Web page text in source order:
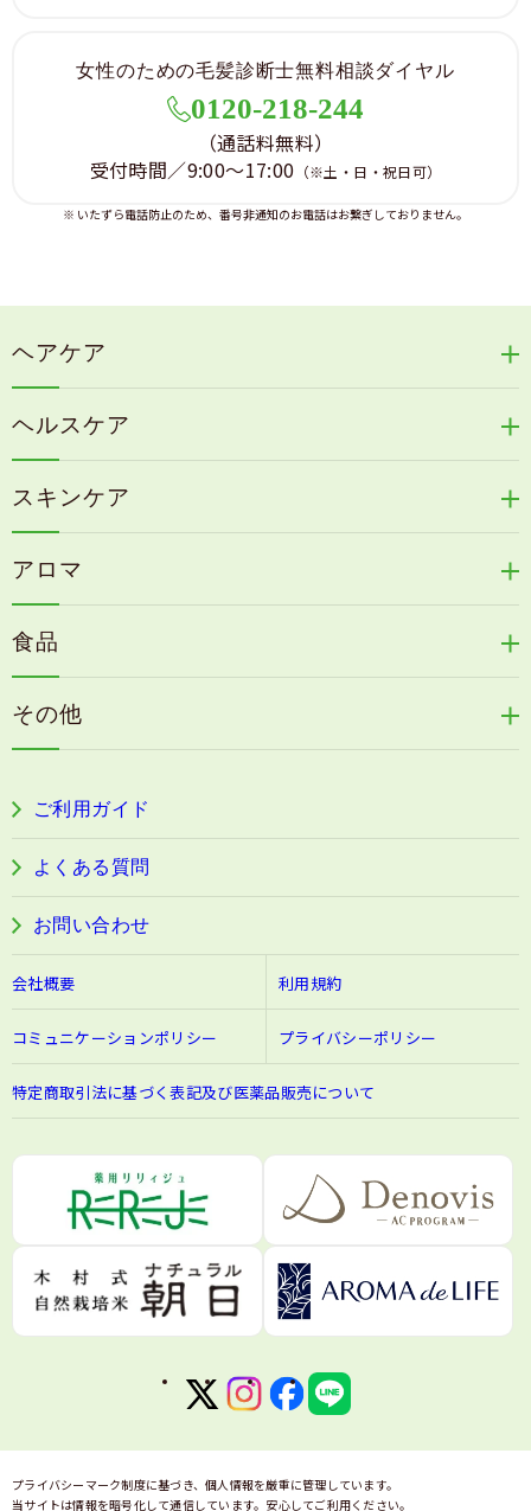
女性のための毛髪診断士無料相談ダイヤル
0120-218-244
（通話料無料）
受付時間／9:00～17:00 （※土・日・祝日可）
※ いたずら電話防止のため、番号非通知のお電話はお繋ぎしておりません。
ヘアケア
冷感育毛エッセンス
リリィジュミスト
リリィジュサプリ
毛歓
ヘアケアその他
ヘルスケア
天の葉健康緑茶
カイアポシリーズ
速感伝統香醋
古家のにんにく
目の疲労感・首肩に感じる負担緩和サプリ
阿波晩茶
スキンケア
うる肌箋
フェミールホワイトNKB
アロマ
浦上式アロマシリーズ
色彩マスク
食品
その他
ご利用ガイド
よくある質問
お問い合わせ
会社概要 利用規約
コミュニケーションポリシー プライバシーポリシー
特定商取引法に基づく表記及び医薬品販売について
プライバシーマーク制度に基づき、個人情報を厳重に管理しています。
当サイトは情報を暗号化して通信しています。安心してご利用ください。